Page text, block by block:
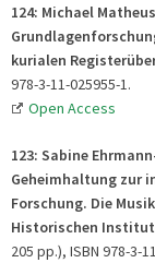
124: Michael
kurialen
978-3-11-025955-1.
Open Access
123: Sabine
Geheimhaltung zur
Forschung. Die
Historischen
205 pp.), ISBN 978-3-